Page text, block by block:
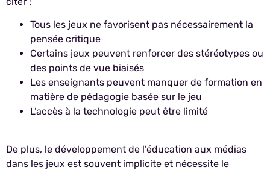
Tous les jeux ne favorisent pas nécessairement la
pensée critique
Certains jeux peuvent renforcer des stéréotypes ou
des points de vue biaisés
Les enseignants peuvent manquer de formation en
matière de pédagogie basée sur le jeu
L’accès à la technologie peut être limité
De plus, le développement de l’éducation aux médias
dans les jeux est souvent implicite et nécessite le